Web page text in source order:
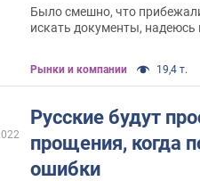
Было смешно, что
искать документы, надеюсь
Рынки и компании 19,4 т.
Русские будут
прощения, когда
ошибки